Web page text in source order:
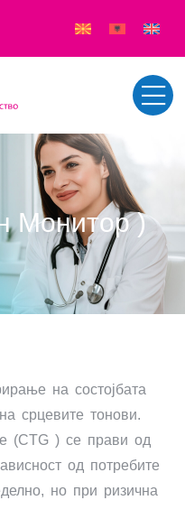
Монитор )
на состојбата
срцевите тонови.
(CTG ) се прави од
од потребите
но при ризична